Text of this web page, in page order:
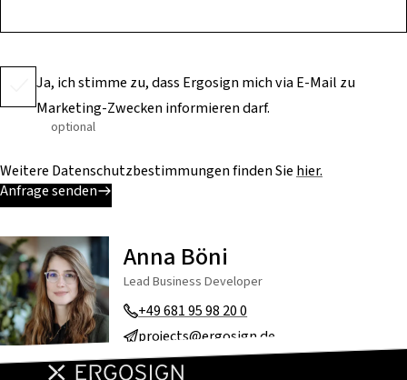
Ja, ich stimme zu, dass Ergosign mich via E-Mail zu
Marketing-Zwecken informieren darf.
optional
Weitere Datenschutzbestimmungen finden Sie hier.
Anfrage senden
Anna Böni
Lead Business Developer
+49 681 95 98 20 0
projects@ergosign.de